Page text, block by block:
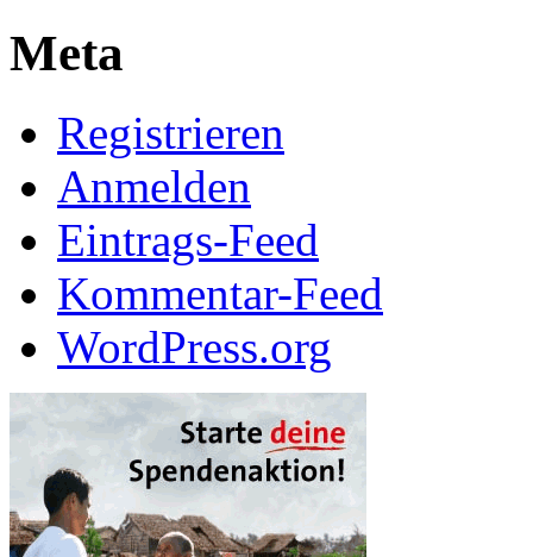
Meta
Registrieren
Anmelden
Eintrags-Feed
Kommentar-Feed
WordPress.org